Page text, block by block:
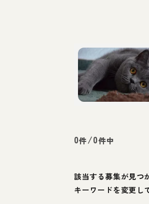
0件/0件中
該当する募集が見つ
キーワードを変更し